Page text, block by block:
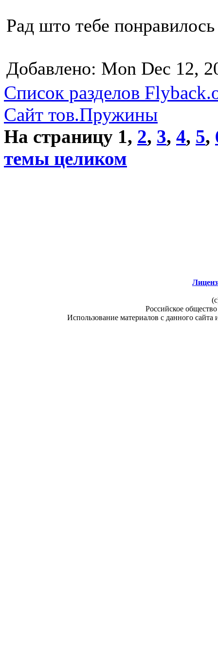
Рад што тебе
Добавлено: Mon Dec 12,
Список разделов
Сайт тов.Пружины
На страницу 1, 2, 3, 4, 5,
темы целиком
Российское
Использование материалов с данного